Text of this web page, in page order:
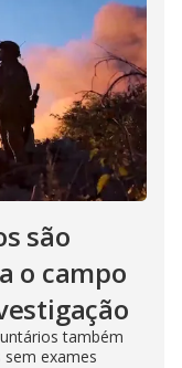
são
o campo
também
exames